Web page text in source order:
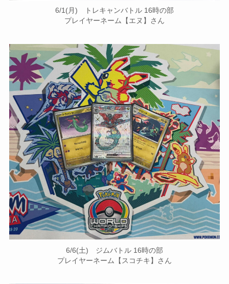
6/1(月) トレキャンバトル 16時の部
プレイヤーネーム【エヌ】さん
6/6(土) ジムバトル 16時の部
プレイヤーネーム【スコチキ】さん